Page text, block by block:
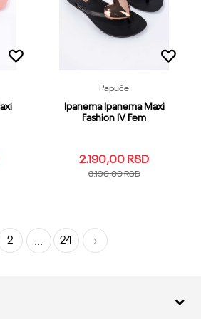
Papuče
Ipanema Ipanema Maxi
Fashion IV Fem
2.190,00RSD
3.190,00RSD
41.42
Dodaj u korpu
2 ... 24